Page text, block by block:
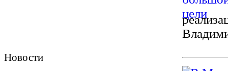
Новости